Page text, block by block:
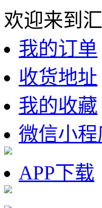
欢迎来到
我的订单
收货地址
我的收藏
微信小程
APP下载